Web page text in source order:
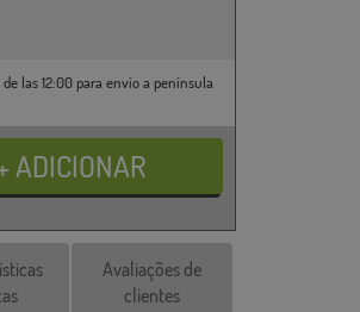
las 12:00 para envío a península
Avaliações de
clientes